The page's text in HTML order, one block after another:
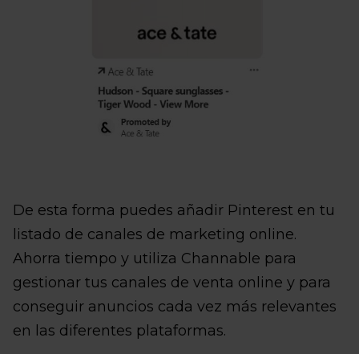
De esta forma puedes añadir Pinterest en tu
listado de canales de marketing online.
Ahorra tiempo y utiliza Channable para
gestionar tus canales de venta online y para
conseguir anuncios cada vez más relevantes
en las diferentes plataformas.